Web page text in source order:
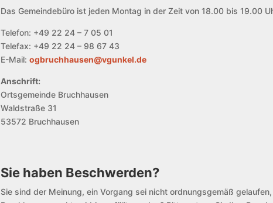
Das Gemeindebüro ist jeden Montag in der Zeit von 18.00 bis 19.00
Telefon: +49 22 24 – 7 05 01
Telefax: +49 22 24 – 98 67 43
E-Mail:ogbruchhausen@vgunkel.de
Anschrift:
Ortsgemeinde Bruchhausen
Waldstraße 31
53572 Bruchhausen
Sie haben Beschwerden?
Sie sind der Meinung, ein Vorgang sei nicht ordnungsgemäß